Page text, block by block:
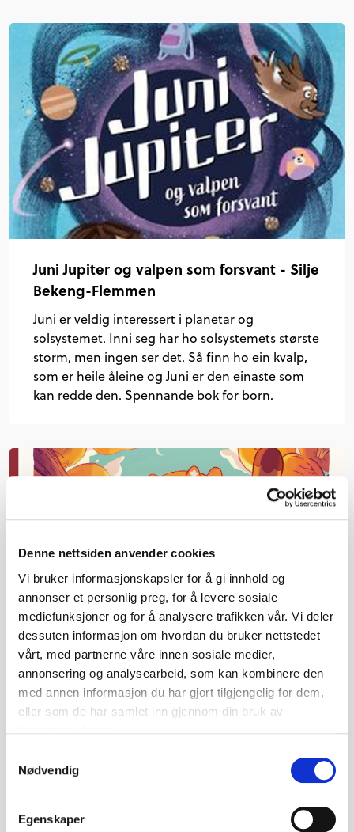
Denne nettsiden anvender cookies
Vi bruker informasjonskapsler for å gi innhold og
annonser et personlig preg, for å levere sosiale
mediefunksjoner og for å analysere trafikken vår. Vi deler
dessuten informasjon om hvordan du bruker nettstedet
vårt, med partnerne våre innen sosiale medier,
annonsering og analysearbeid, som kan kombinere den
med annen informasjon du har gjort tilgjengelig for dem,
eller som de har samlet inn gjennom din bruk av
Nødvendig
Egenskaper
Juni Jupiter og valpen som forsvant - Silje
Bekeng-Flemmen
Juni er veldig interessert i planetar og
solsystemet. Inni seg har ho solsystemets største
storm, men ingen ser det. Så finn ho ein kvalp,
som er heile åleine og Juni er den einaste som
kan redde den. Spennande bok for born.
Elly og Gustav: Minneskogen - Ludovic
Villain
illustrasjonar. Elly og katten hennar Gustav
oppdagar ein innbruddstjuv som stel eit kart.
på ei reise gjennom skogen, minner og naturen.